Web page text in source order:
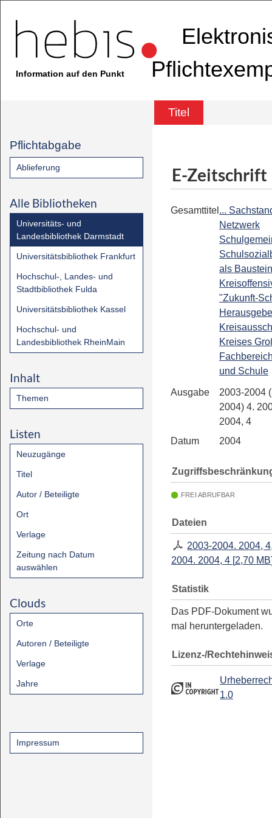
Information auf den Punkt
Titel
Pflichtabgabe
Ablieferung
Alle Bibliotheken
Universitäts- und
Landesbibliothek Darmstadt
Universitätsbibliothek Frankfurt
Hochschul-, Landes- und
Stadtbibliothek Fulda
Universitätsbibliothek Kassel
Hochschul- und
Landesbibliothek RheinMain
Inhalt
Themen
Listen
Neuzugänge
Titel
Autor / Beteiligte
Ort
Verlage
Zeitung nach Datum
auswählen
Clouds
Orte
Autoren / Beteiligte
Verlage
Jahre
Impressum
E-Zeitschrift
Gesamttitel ...
Netzwerk
als
"Zukunft-
Kreises
und Schule
Ausgabe
2003-2004
2004) 4.
2004, 4
Datum
2004
FREI ABRUFBAR
Dateien
2003-2004. 2004,
2004. 2004, 4 [2,70 MB
Statistik
Das PDF-Dokument
mal heruntergeladen.
Lizenz-/
1.0